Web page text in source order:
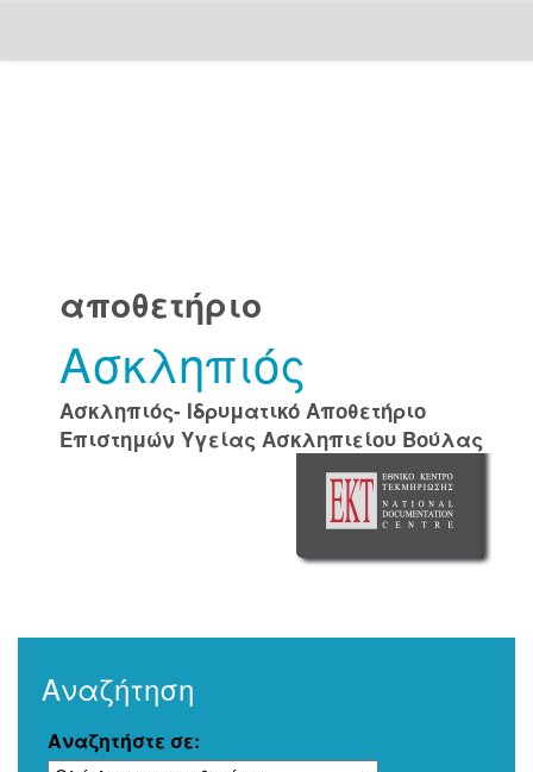
αποθετήριο
Ασκληπιός
Ασκληπιός- Ιδρυματικό Αποθετήριο
Επιστημών Υγείας Ασκληπιείου Βούλας
Αναζήτηση
Αναζητήστε σε: